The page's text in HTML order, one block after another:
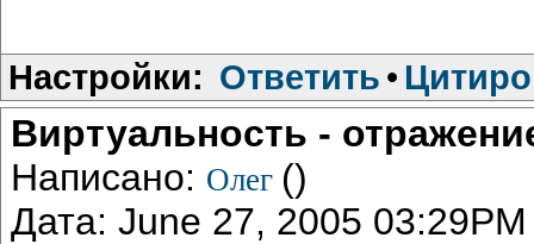
Настройки: Ответить •
Виртуальность -
Написано: Олег ()
Дата: June 27, 2005 03:29PM